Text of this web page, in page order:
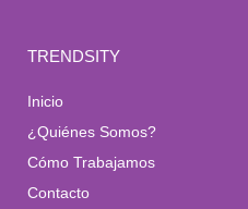
TRENDSITY
Inicio
¿Quiénes Somos?
Cómo Trabajamos
Contacto